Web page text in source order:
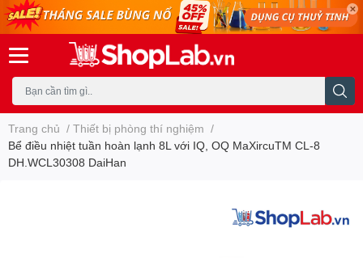
Trang chủ / Thiết bị phòng thí nghiệm /
Bể điều nhiệt tuần hoàn lạnh 8L với IQ, OQ MaXircuTM CL-8
DH.WCL30308 DaiHan